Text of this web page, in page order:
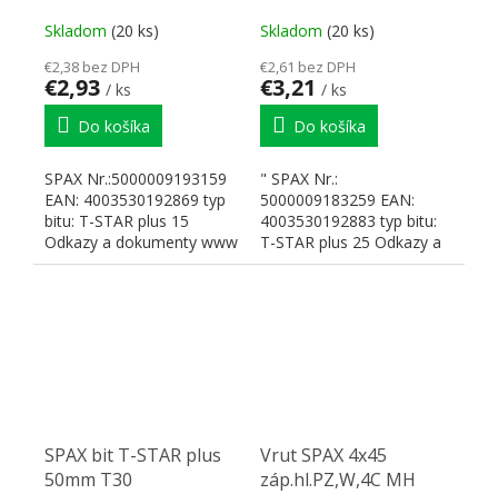
Skladom (20 ks)
€2,38 bez DPH
€2,93 / ks
Do košíka
SPAX Nr.:5000009193159
EAN: 4003530192869 typ
bitu: T-STAR plus 15
Odkazy a dokumenty www
SPAX
Skladom (20 ks)
€2,61 bez DPH
€3,21 / ks
Do košíka
" SPAX Nr.:
5000009183259 EAN:
4003530192883 typ bitu:
T-STAR plus 25 Odkazy a
dokumenty...
SPAX bit T-STAR plus
50mm T30
Vrut SPAX 4x45
záp.hl.PZ,W,4C MH